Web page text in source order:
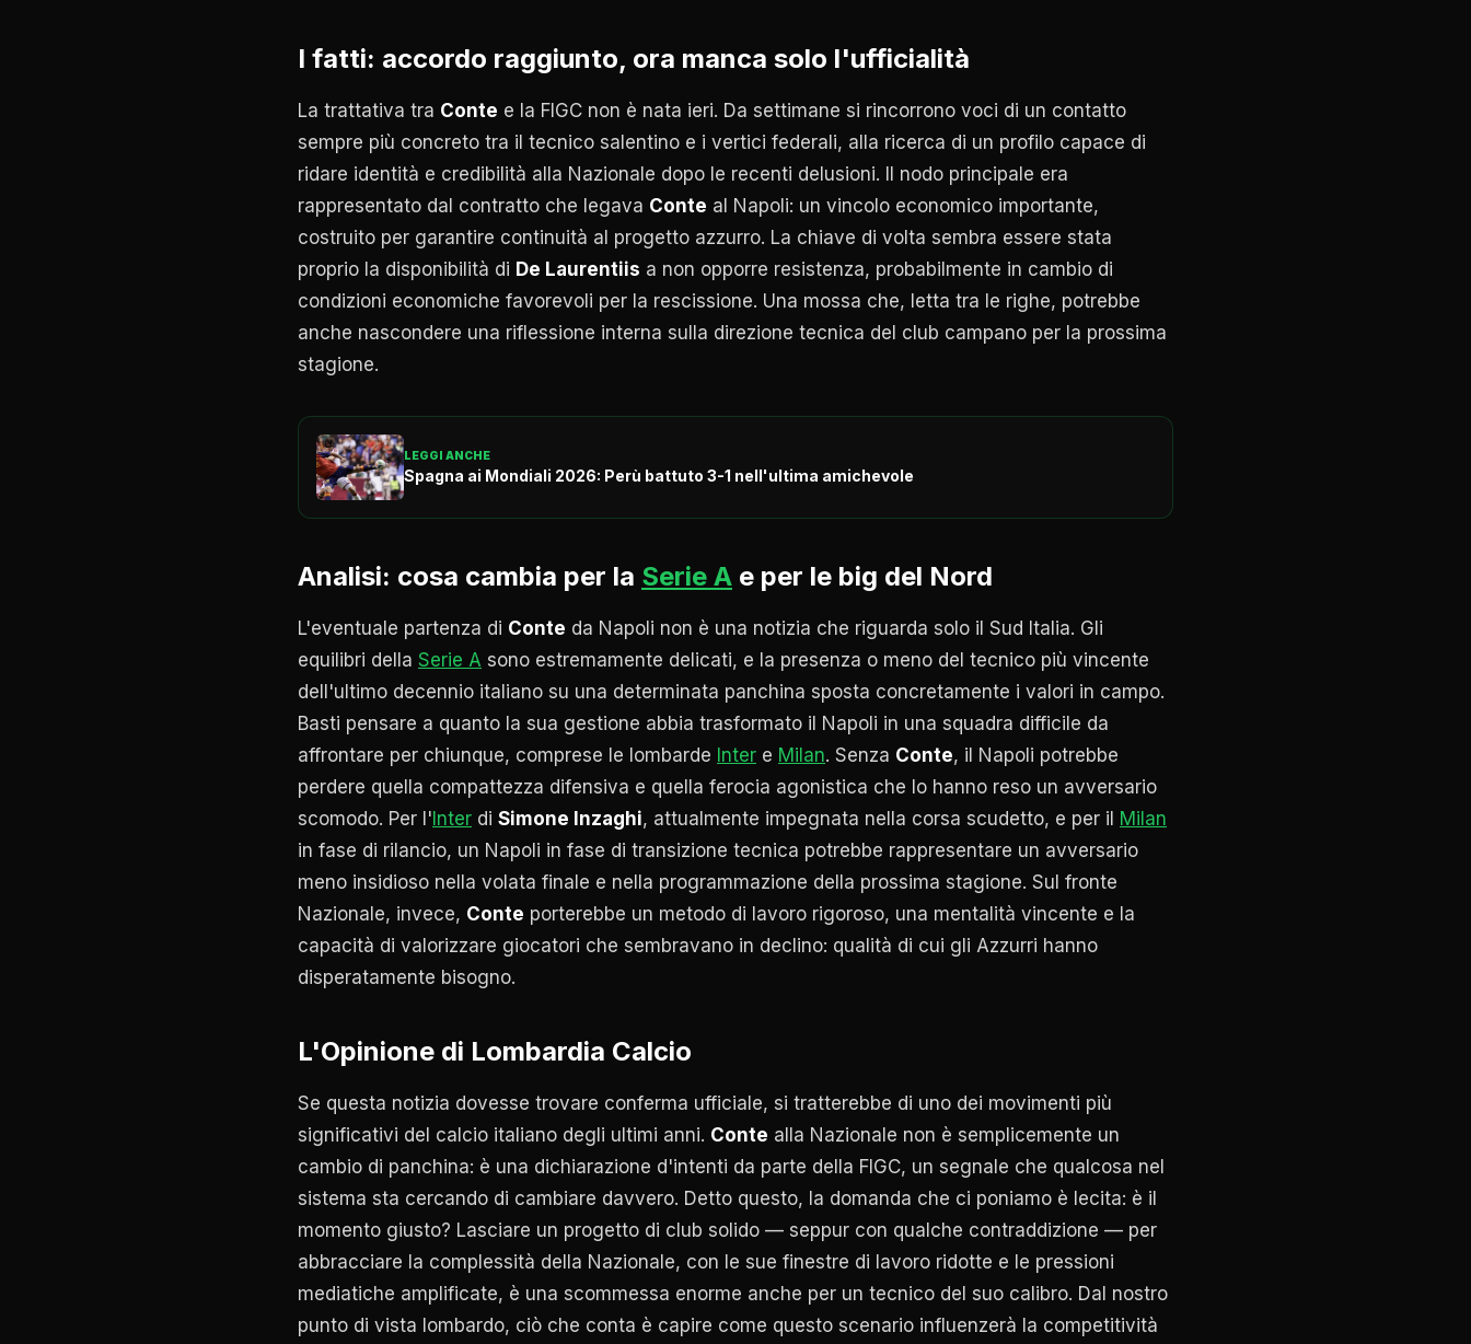
I fatti: accordo raggiunto, ora manca solo l'ufficialità
La trattativa tra Conte e la FIGC non è nata ieri. Da settimane si rincorrono voci di un contatto
sempre più concreto tra il tecnico salentino e i vertici federali, alla ricerca di un profilo capace di
ridare identità e credibilità alla Nazionale dopo le recenti delusioni. Il nodo principale era
rappresentato dal contratto che legava Conte al Napoli: un vincolo economico importante,
costruito per garantire continuità al progetto azzurro. La chiave di volta sembra essere stata
proprio la disponibilità di De Laurentiis a non opporre resistenza, probabilmente in cambio di
condizioni economiche favorevoli per la rescissione. Una mossa che, letta tra le righe, potrebbe
anche nascondere una riflessione interna sulla direzione tecnica del club campano per la prossima
stagione.
LEGGI ANCHE
Spagna ai Mondiali 2026: Perù battuto 3-1 nell'ultima amichevole
Analisi: cosa cambia per la Serie A e per le big del Nord
L'eventuale partenza di Conte da Napoli non è una notizia che riguarda solo il Sud Italia. Gli
equilibri della Serie A sono estremamente delicati, e la presenza o meno del tecnico più vincente
dell'ultimo decennio italiano su una determinata panchina sposta concretamente i valori in campo.
Basti pensare a quanto la sua gestione abbia trasformato il Napoli in una squadra difficile da
affrontare per chiunque, comprese le lombarde Inter e Milan. Senza Conte, il Napoli potrebbe
perdere quella compattezza difensiva e quella ferocia agonistica che lo hanno reso un avversario
scomodo. Per l'Inter di Simone Inzaghi, attualmente impegnata nella corsa scudetto, e per il Milan
in fase di rilancio, un Napoli in fase di transizione tecnica potrebbe rappresentare un avversario
meno insidioso nella volata finale e nella programmazione della prossima stagione. Sul fronte
Nazionale, invece, Conte porterebbe un metodo di lavoro rigoroso, una mentalità vincente e la
capacità di valorizzare giocatori che sembravano in declino: qualità di cui gli Azzurri hanno
disperatamente bisogno.
L'Opinione di Lombardia Calcio
Se questa notizia dovesse trovare conferma ufficiale, si tratterebbe di uno dei movimenti più
significativi del calcio italiano degli ultimi anni. Conte alla Nazionale non è semplicemente un
cambio di panchina: è una dichiarazione d'intenti da parte della FIGC, un segnale che qualcosa nel
sistema sta cercando di cambiare davvero. Detto questo, la domanda che ci poniamo è lecita: è il
momento giusto? Lasciare un progetto di club solido — seppur con qualche contraddizione — per
abbracciare la complessità della Nazionale, con le sue finestre di lavoro ridotte e le pressioni
mediatiche amplificate, è una scommessa enorme anche per un tecnico del suo calibro. Dal nostro
punto di vista lombardo, ciò che conta è capire come questo scenario influenzerà la competitività